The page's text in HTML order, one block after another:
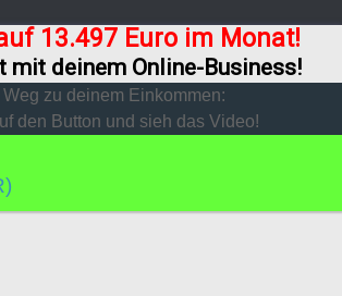
13.497 Euro im Monat!
mit deinem Online-Business!
Weg zu deinem Einkommen:
den Button und sieh das Video!